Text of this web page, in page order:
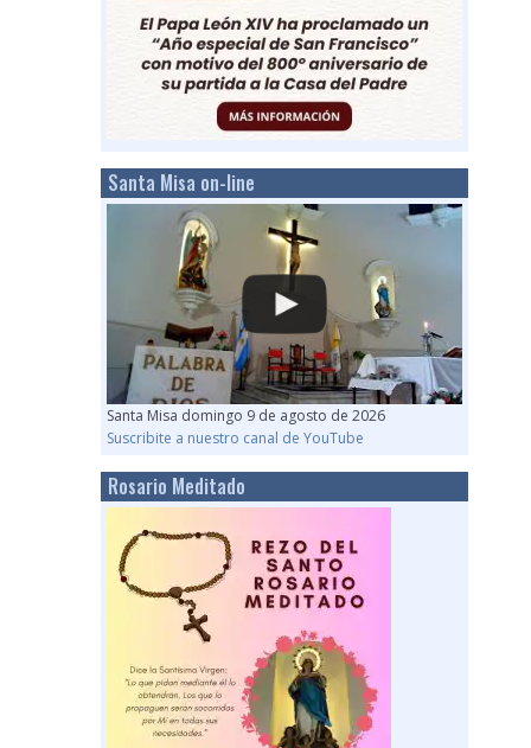
Santa Misa on-line
Santa Misa domingo 9 de agosto de 2026
Suscribite a nuestro canal de YouTube
Rosario Meditado